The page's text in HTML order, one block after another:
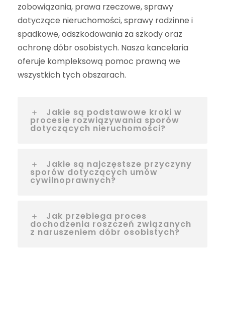
zobowiązania, prawa rzeczowe, sprawy
dotyczące nieruchomości, sprawy rodzinne i
spadkowe, odszkodowania za szkody oraz
ochronę dóbr osobistych. Nasza kancelaria
oferuje kompleksową pomoc prawną we
wszystkich tych obszarach.
Jakie są podstawowe kroki w
procesie rozwiązywania sporów
dotyczących nieruchomości?
Jakie są najczęstsze przyczyny
sporów dotyczących umów
cywilnoprawnych?
Jak przebiega proces
dochodzenia roszczeń związanych
z naruszeniem dóbr osobistych?